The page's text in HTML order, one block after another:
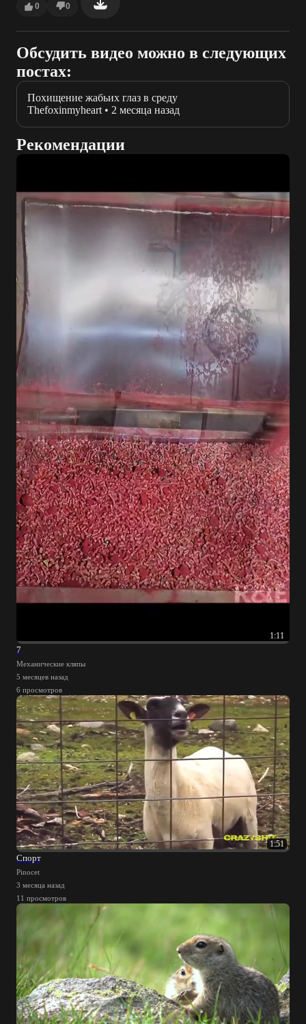
0 0
Обсудить видео можно в следующих
постах:
Похищение жабьих глаз в среду
Thefoxinmyheart • 2 месяца назад
Рекомендации
1:11
7
Механические кляпы
5 месяцев назад
6 просмотров
1:51
Спорт
Pinocet
3 месяца назад
11 просмотров